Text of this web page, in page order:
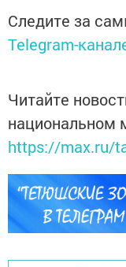
Следите за
Telegram-
Читайте
национальном
https://max.ru/